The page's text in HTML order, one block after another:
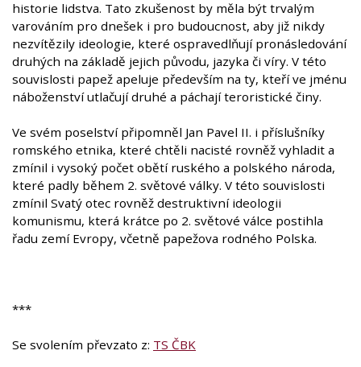
historie lidstva. Tato zkušenost by měla být trvalým
varováním pro dnešek i pro budoucnost, aby již nikdy
nezvítězily ideologie, které ospravedlňují pronásledování
druhých na základě jejich původu, jazyka či víry. V této
souvislosti papež apeluje především na ty, kteří ve jménu
náboženství utlačují druhé a páchají teroristické činy.
Ve svém poselství připomněl Jan Pavel II. i příslušníky
romského etnika, které chtěli nacisté rovněž vyhladit a
zmínil i vysoký počet obětí ruského a polského národa,
které padly během 2. světové války. V této souvislosti
zmínil Svatý otec rovněž destruktivní ideologii
komunismu, která krátce po 2. světové válce postihla
řadu zemí Evropy, včetně papežova rodného Polska.
***
Se svolením převzato z: TS ČBK